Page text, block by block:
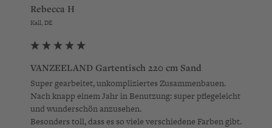
Rebecca H
Kall, DE
VANZEELAND Gartentisch 220 cm Sand
Super gearbeitet, unkompliziertes Zusammenbauen.
Nach knapp einem Jahr in Benutzung: super pflegeleicht
und wunderschön anzusehen.
Besonders toll, dass es so viele verschiedene Farben gibt.